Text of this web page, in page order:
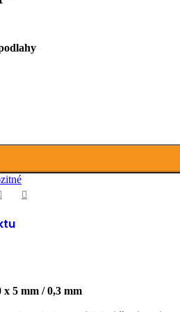
x 5 mm / 0,3 mm